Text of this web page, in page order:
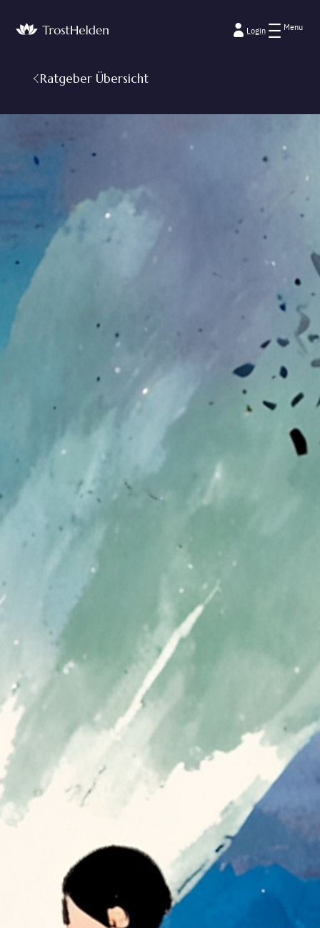
Login Menu
Ratgeber Übersicht